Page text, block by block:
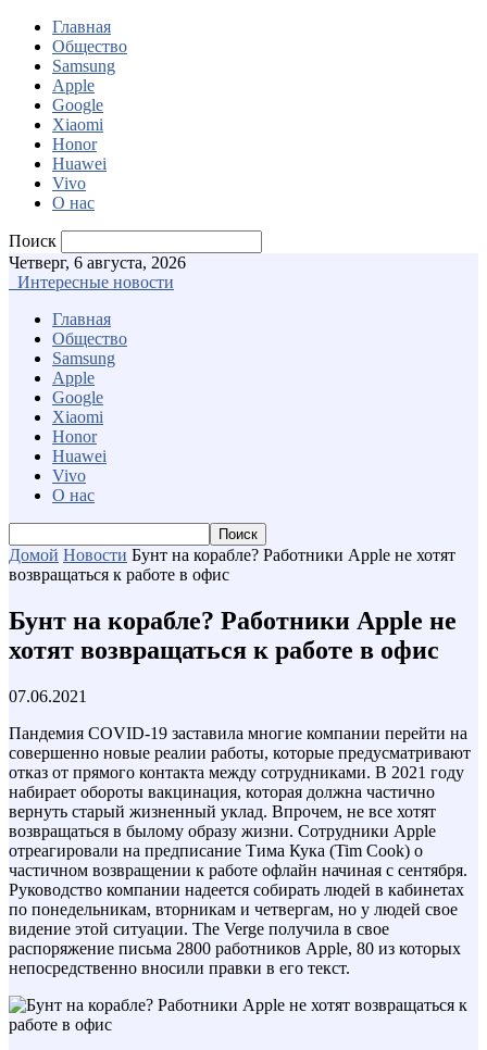
Главная
Общество
Samsung
Apple
Google
Xiaomi
Honor
Huawei
Vivo
О нас
Поиск
Четверг, 6 августа, 2026
Интересные новости
Главная
Общество
Samsung
Apple
Google
Xiaomi
Honor
Huawei
Vivo
О нас
Домой Новости Бунт на корабле? Работники Apple не хотят
возвращаться к работе в офис
Бунт на корабле? Работники Apple не
хотят возвращаться к работе в офис
07.06.2021
Пандемия COVID-19 заставила многие компании перейти на
совершенно новые реалии работы, которые предусматривают
отказ от прямого контакта между сотрудниками. В 2021 году
набирает обороты вакцинация, которая должна частично
вернуть старый жизненный уклад. Впрочем, не все хотят
возвращаться в былому образу жизни. Сотрудники Apple
отреагировали на предписание Тима Кука (Tim Cook) о
частичном возвращении к работе офлайн начиная с сентября.
Руководство компании надеется собирать людей в кабинетах
по понедельникам, вторникам и четвергам, но у людей свое
видение этой ситуации. The Verge получила в свое
распоряжение письма 2800 работников Apple, 80 из которых
непосредственно вносили правки в его текст.